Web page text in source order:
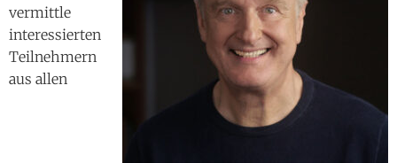
vermittle
interessierten
Teilnehmern
aus allen